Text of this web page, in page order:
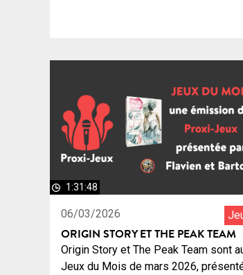
1:31:48
06/03/2026
ORIGIN STORY ET THE PEAK TEAM
Origin Story et The Peak Team sont
Jeux du Mois de mars 2026,